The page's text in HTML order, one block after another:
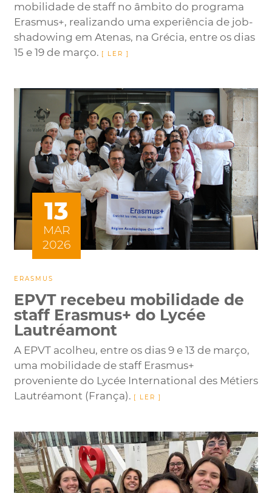
mobilidade de staff no âmbito do programa
Erasmus+, realizando uma experiência de job-
shadowing em Atenas, na Grécia, entre os dias
15 e 19 de março.
13
MAR
2026
ERASMUS
EPVT recebeu mobilidade de
staff Erasmus+ do Lycée
Lautréamont
A EPVT acolheu, entre os dias 9 e 13 de março,
uma mobilidade de staff Erasmus+
proveniente do Lycée International des Métiers
Lautréamont (França).